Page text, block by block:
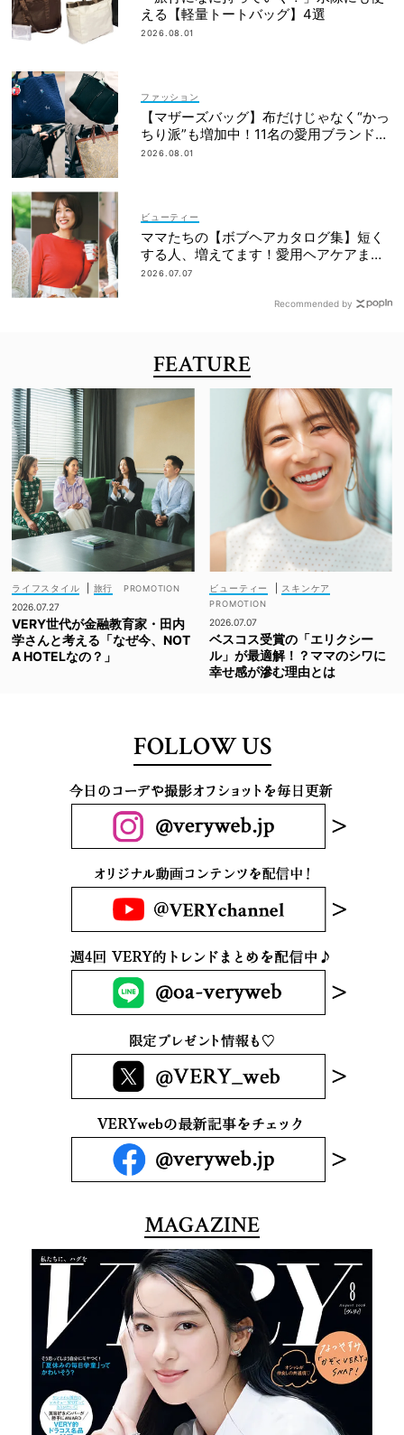
える【軽量トートバッグ】4選
2026.08.01
ファッション
【マザーズバッグ】布だけじゃなく“かっ
ちり派”も増加中！11名の愛用ブランド
は？
2026.08.01
ビューティー
ママたちの【ボブヘアカタログ集】短く
する人、増えてます！愛用ヘアケアまで
全部見せ
2026.07.07
Recommended by
FEATURE
ライフスタイル
旅行
2026.07.27
VERY世代が金融教育家・田内
学さんと考える「なぜ今、NOT
A HOTELなの？」
ビューティー スキンケア
2026.07.07
ベスコス受賞の「エリクシー
ル」が最適解！？ママのシワに
幸せ感が滲む理由とは
FOLLOW US
MAGAZINE